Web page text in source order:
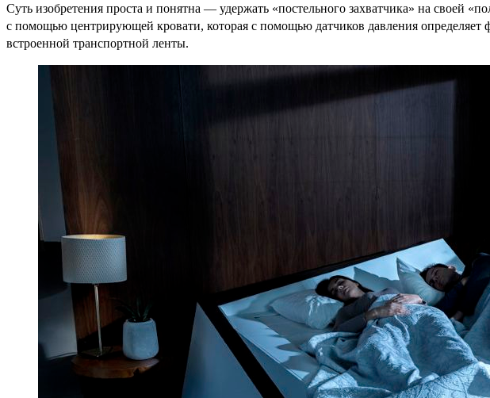
Суть изобретения проста и понятна — удержать «постельного захватчика» на своей
с помощью центрирующей кровати, которая с помощью датчиков давления
встроенной транспортной ленты.